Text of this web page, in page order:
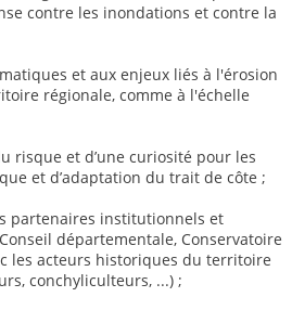
contre les inondations et contre la
et aux enjeux liés à l'érosion
régionale, comme à l'échelle
risque et d’une curiosité pour les
et d’adaptation du trait de côte ;
partenaires institutionnels et
départementale, Conservatoire
les acteurs historiques du territoire
conchyliculteurs, ...) ;